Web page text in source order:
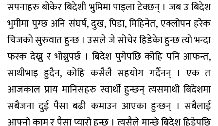
सपनाहरु बोकेर बिदेशी भुमिमा पाइला टेक्छन् । जब उ बिदेश
भुमीमा पुग्छ अनि संघर्ष, दुख, पिडा, मिहिनेत, एक्लोपन हरेक
चिजको सुरुवात हुन्छ । उसले जे सोचेर हिडेकेा हुन्छ त्यो भन्दा
फरक देख्नु र भोग्नुपर्छ । बिदेश पुगेपछि कोहि पनि आफन्त,
साथीभाइ हुदैन, कोहि कसैलै सहयोग गर्दैनन् । एक त
आजकाल प्राय मानिसहरु स्वार्थी हुन्छन् त्यसमाथी बिदेशमा
सबैजना दुई पैसा बढी कमाउन आएका हुन्छन् । सबैलाई